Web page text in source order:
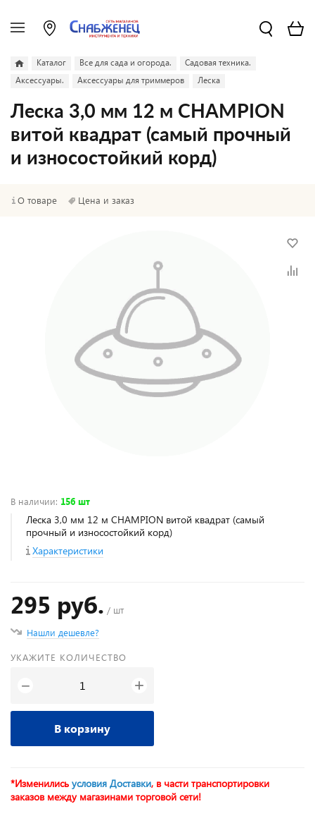
Каталог Все для сада и огорода.
Садовая техника.
Аксессуары.
Аксессуары для триммеров Леска
Леска 3,0 мм 12 м CHAMPION
витой квадрат (самый прочный
и износостойкий корд)
О товаре Цена и заказ
В наличии: 156 шт
Леска 3,0 мм 12 м CHAMPION витой квадрат (самый
прочный и износостойкий корд)
Характеристики
295 руб. / шт
Нашли дешевле?
УКАЖИТЕ КОЛИЧЕСТВО
− +
В корзину
*Изменились условия Доставки, в части транспортировки
заказов между магазинами торговой сети!